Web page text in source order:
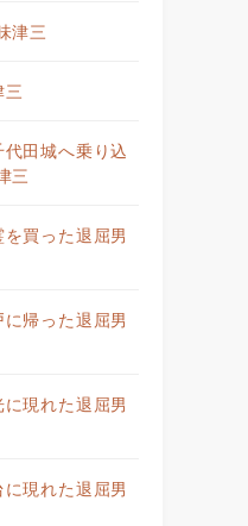
津三
田城へ乗り込
三
買った退屈男
帰った退屈男
現れた退屈男
現れた退屈男